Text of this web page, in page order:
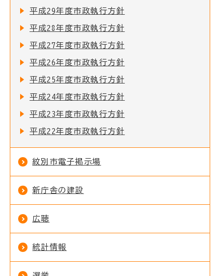
平成29年度市政執行方針
平成28年度市政執行方針
平成27年度市政執行方針
平成26年度市政執行方針
平成25年度市政執行方針
平成24年度市政執行方針
平成23年度市政執行方針
平成22年度市政執行方針
紋別市電子掲示場
新庁舎の建設
広聴
統計情報